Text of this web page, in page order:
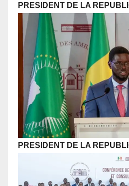
PRESIDENT DE LA
PRESIDENT DE LA